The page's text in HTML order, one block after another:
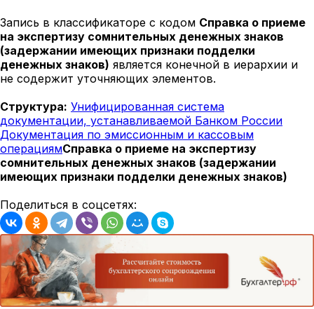
Запись в классификаторе с кодом Справка о приеме
на экспертизу сомнительных денежных знаков
(задержании имеющих признаки подделки
денежных знаков) является конечной в иерархии и
не содержит уточняющих элементов.
Структура: Унифицированная система
документации, устанавливаемой Банком России
Документация по эмиссионным и кассовым
операциямСправка о приеме на экспертизу
сомнительных денежных знаков (задержании
имеющих признаки подделки денежных знаков)
Поделиться в соцсетях: